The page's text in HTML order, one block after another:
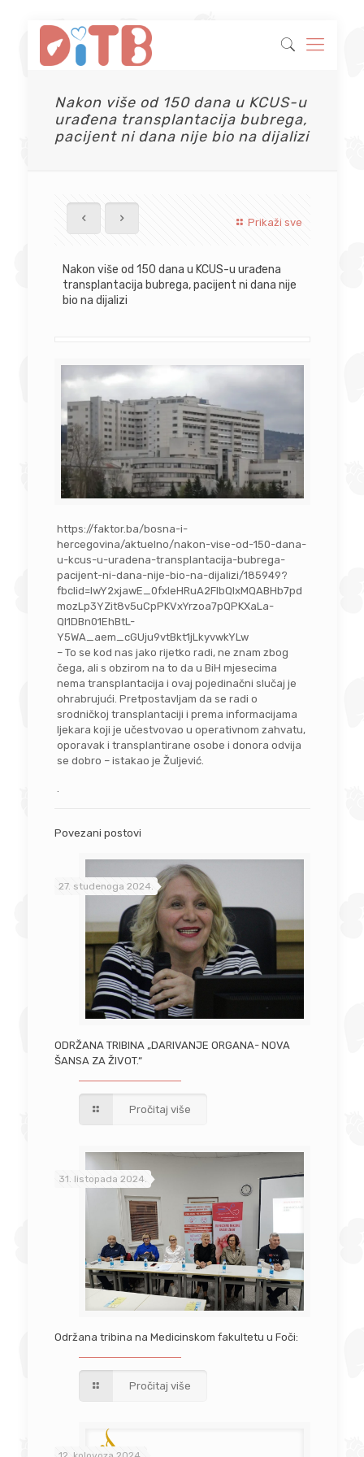
Nakon više od 150 dana u KCUS-u
urađena transplantacija bubrega,
pacijent ni dana nije bio na dijalizi
Prikaži sve
Nakon više od 150 dana u KCUS-u urađena
transplantacija bubrega, pacijent ni dana nije
bio na dijalizi
https://faktor.ba/bosna-i-
hercegovina/aktuelno/nakon-vise-od-150-dana-
u-kcus-u-uradena-transplantacija-bubrega-
pacijent-ni-dana-nije-bio-na-dijalizi/185949?
fbclid=IwY2xjawE_0fxleHRuA2FlbQIxMQABHb7pd
mozLp3YZit8v5uCpPKVxYrzoa7pQPKXaLa-
QI1DBn01EhBtL-
Y5WA_aem_cGUju9vtBkt1jLkyvwkYLw
– To se kod nas jako rijetko radi, ne znam zbog
čega, ali s obzirom na to da u BiH mjesecima
nema transplantacija i ovaj pojedinačni slučaj je
ohrabrujući. Pretpostavljam da se radi o
srodničkoj transplantaciji i prema informacijama
ljekara koji je učestvovao u operativnom zahvatu,
oporavak i transplantirane osobe i donora odvija
se dobro – istakao je Žuljević.
.
Povezani postovi
27. studenoga 2024.
ODRŽANA TRIBINA „DARIVANJE ORGANA- NOVA
ŠANSA ZA ŽIVOT.“
Pročitaj više
31. listopada 2024.
Održana tribina na Medicinskom fakultetu u Foči:
Pročitaj više